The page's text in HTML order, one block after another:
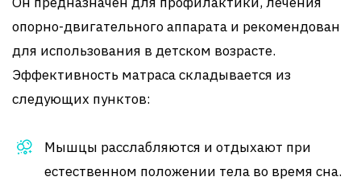
опорно-двигательного аппарата и рекомендован
для использования в детском возрасте.
Эффективность матраса складывается из
следующих пунктов:
Мышцы расслабляются и отдыхают при
естественном положении тела во время сна.